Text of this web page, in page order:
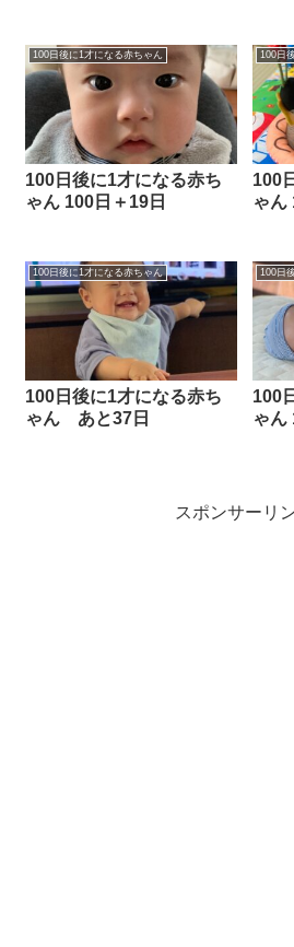
100日後に1才になる赤ちゃん
100日後に1才になる赤ち
ゃん 100日＋19日
100日
100
ゃん
100日後に1才になる赤ちゃん
100日後に1才になる赤ち
ゃん あと37日
100日
100
ゃん
スポンサーリ